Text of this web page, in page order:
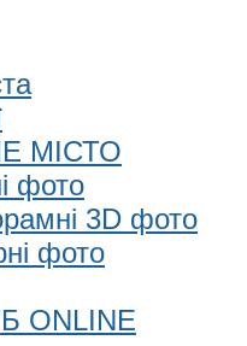
МІСТО
фото
3D фото
фото
ONLINE